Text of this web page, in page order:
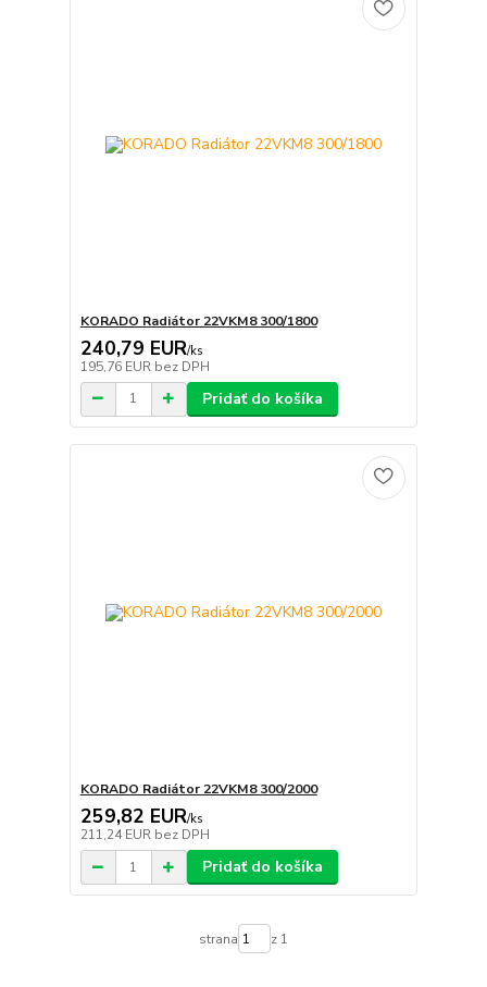
KORADO Radiátor 22VKM8 300/1800
240,79 EUR/ks
195,76 EUR bez DPH
Pridať do košíka
KORADO Radiátor 22VKM8 300/2000
259,82 EUR/ks
211,24 EUR bez DPH
Pridať do košíka
strana z 1